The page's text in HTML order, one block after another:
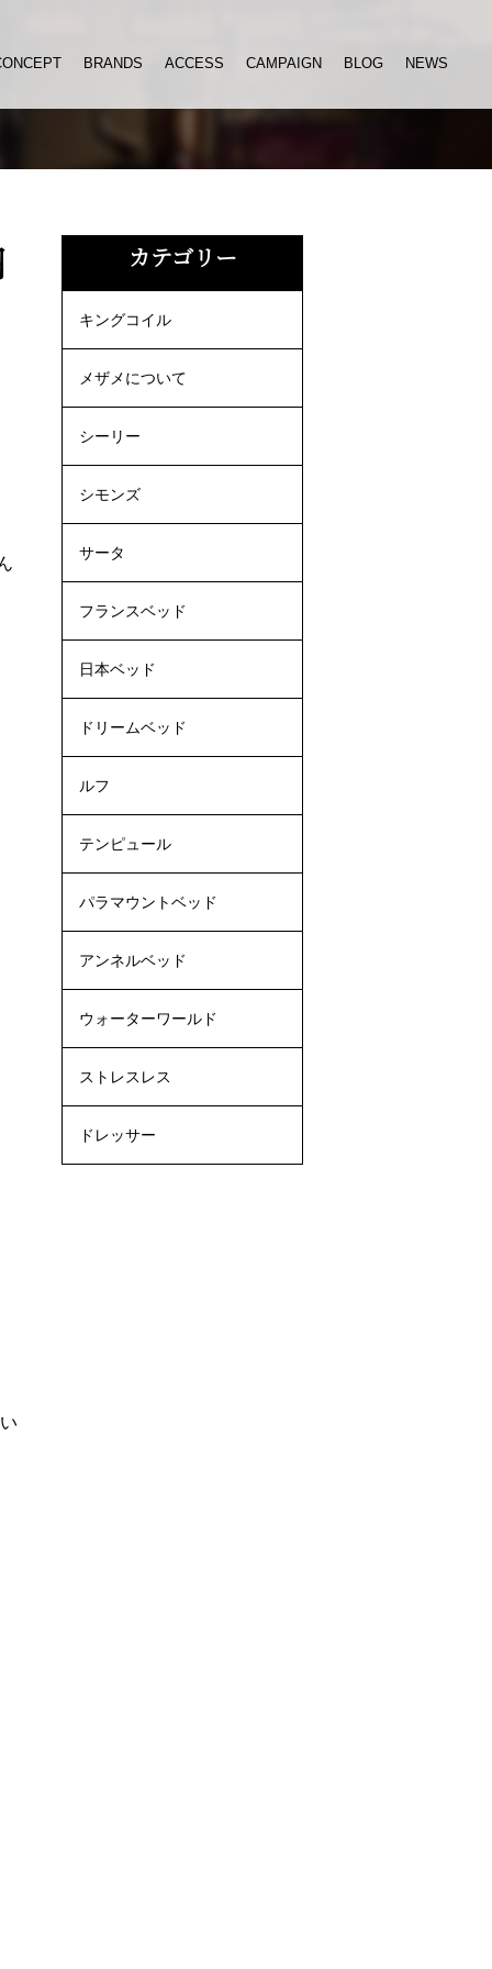
BRANDS ACCESS CAMPAIGN BLOG NEWS
カテゴリー
キングコイル
メザメについて
シーリー
シモンズ
サータ
フランスベッド
日本ベッド
ドリームベッド
ルフ
テンピュール
パラマウントベッド
アンネルベッド
ウォーターワールド
ストレスレス
ドレッサー